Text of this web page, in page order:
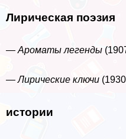
Лирическая поэзия
— Ароматы легенды
— Лирические ключи
истории